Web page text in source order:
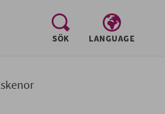
SÖK
, visa sökfältet
LANGUAGE